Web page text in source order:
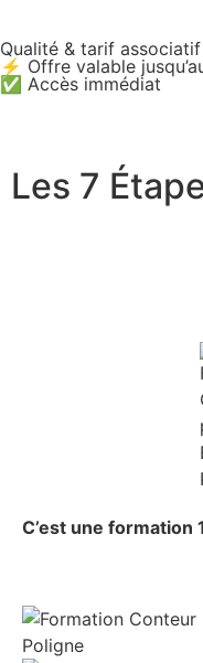
Qualité & tarif associatif
⚡ Offre valable
✅ Accès immédiat
Les 7
C’est une formation